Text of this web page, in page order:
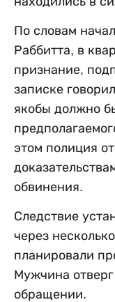
По словам
Раббитта, в
признание,
записке
якобы должно
этом полиция
обвинения.
Следствие
через
планировали
Мужчина
обращении.